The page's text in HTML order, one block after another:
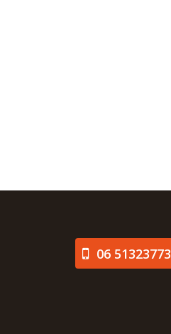
06 51323773